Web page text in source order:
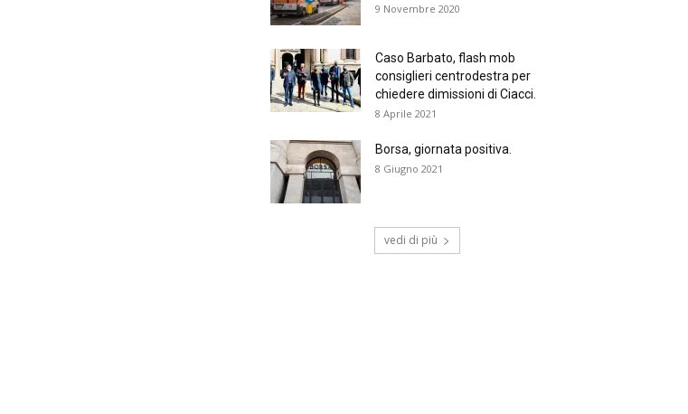
9 Novembre 2020
Caso Barbato, flash mob
consiglieri centrodestra per
chiedere dimissioni di Ciacci.
8 Aprile 2021
Borsa, giornata positiva.
8 Giugno 2021
vedi di più